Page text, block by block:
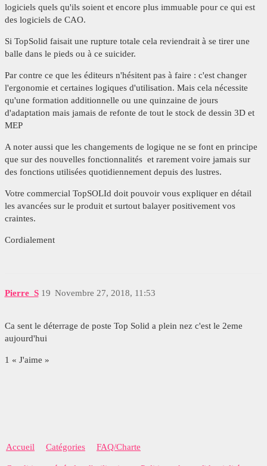
logiciels quels qu'ils soient et encore plus immuable pour ce qui est
des logiciels de CAO.
Si TopSolid faisait une rupture totale cela reviendrait à se tirer une
balle dans le pieds ou à ce suicider.
Par contre ce que les éditeurs n'hésitent pas à faire : c'est changer
l'ergonomie et certaines logiques d'utilisation. Mais cela nécessite
qu'une formation additionnelle ou une quinzaine de jours
d'adaptation mais jamais de refonte de tout le stock de dessin 3D et
MEP
A noter aussi que les changements de logique ne se font en principe
que sur des nouvelles fonctionnalités et rarement voire jamais sur
des fonctions utilisées quotidiennement depuis des lustres.
Votre commercial TopSOLId doit pouvoir vous expliquer en détail
les avancées sur le produit et surtout balayer positivement vos
craintes.
Cordialement
Pierre_S Novembre 27, 2018, 11:53
19
Ca sent le déterrage de poste Top Solid a plein nez c'est le 2eme
aujourd'hui
1 « J'aime »
Accueil Catégories FAQ/Charte